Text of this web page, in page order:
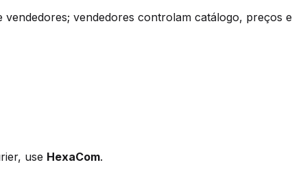
vendedores controlam catálogo, preços e
use HexaCom.